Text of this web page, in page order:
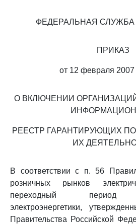
ФЕДЕРАЛЬНАЯ
ПРИКАЗ
от 12 февраля 2007
О ВКЛЮЧЕНИИ
РЕЕСТР ГАРАНТИРУЮЩИХ
ИХ
В соответствии с п. 56
розничных рынков
переходный период
электроэнергетики,
Правительства Российской